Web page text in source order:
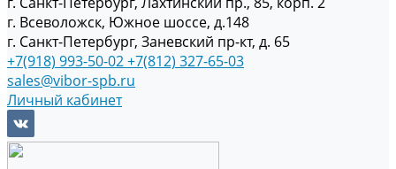
г. Всеволожск, Южное шоссе, д.148
г. Санкт-Петербург, Заневский пр-кт, д. 65
+7(918) 993-50-02+7(812) 327-65-03
sales@vibor-spb.ru
Личный кабинет